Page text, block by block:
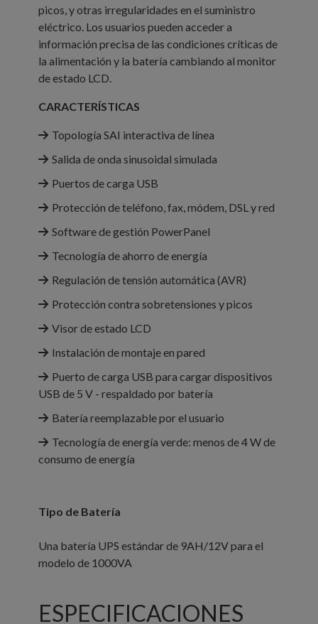
picos, y otras irregularidades en el suministro
eléctrico. Los usuarios pueden acceder a
información precisa de las condiciones críticas de
la alimentación y la batería cambiando al monitor
de estado LCD.
CARACTERÍSTICAS
Topología SAI interactiva de línea
Salida de onda sinusoidal simulada
Puertos de carga USB
Protección de teléfono, fax, módem, DSL y red
Software de gestión PowerPanel
Tecnología de ahorro de energía
Regulación de tensión automática (AVR)
Protección contra sobretensiones y picos
Visor de estado LCD
Instalación de montaje en pared
Puerto de carga USB para cargar dispositivos
USB de 5 V - respaldado por batería
Batería reemplazable por el usuario
Tecnología de energía verde: menos de 4 W de
consumo de energía
Tipo de Batería
Una batería UPS estándar de 9AH/12V para el
modelo de 1000VA
ESPECIFICACIONES